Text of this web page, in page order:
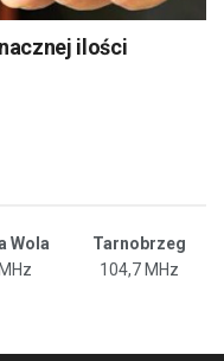
ilości
Wola
Tarnobrzeg
104,7 MHz